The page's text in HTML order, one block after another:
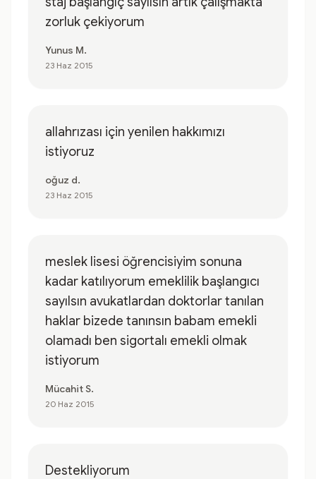
zorluk çekiyorum
Yunus M.
23 Haz 2015
allahrızası için yenilen hakkımızı
istiyoruz
oğuz d.
23 Haz 2015
meslek lisesi öğrencisiyim sonuna
kadar katılıyorum emeklilik başlangıcı
sayılsın avukatlardan doktorlar tanılan
haklar bizede tanınsın babam emekli
olamadı ben sigortalı emekli olmak
istiyorum
Mücahit S.
20 Haz 2015
Destekliyorum